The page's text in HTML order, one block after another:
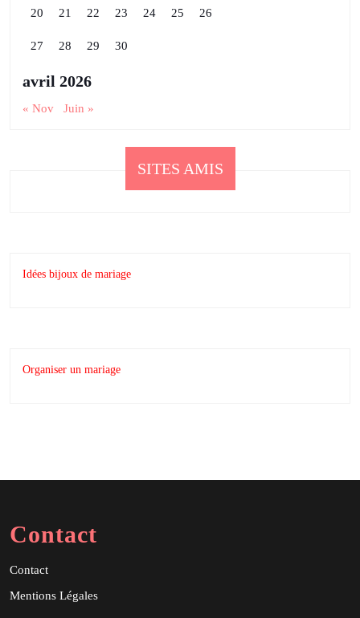
avril 2026
20 21 22 23 24 25 26
27 28 29 30
« Nov Juin »
SITES AMIS
Idées bijoux de mariage
Organiser un mariage
Contact
Contact
Mentions Légales